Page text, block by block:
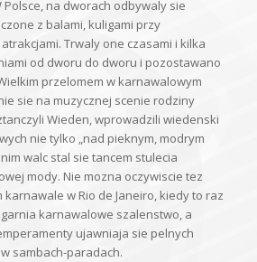
Polsce, na dworach odbywaly sie
z balami, kuligami przy
Trwaly one czasami i kilka
od dworu do dworu i pozostawano
przelomem w karnawalowym
sie na muzycznej scenie rodziny
Wieden, wprowadzili wiedenski
nie tylko „nad pieknym, modrym
walc stal sie tancem stulecia
mody. Nie mozna oczywiscie tez
w Rio de Janeiro, kiedy to raz
karnawalowe szalenstwo, a
ujawniaja sie pelnych
sambach-paradach.